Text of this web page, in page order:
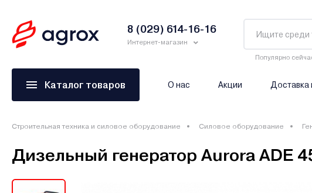
8 (029) 614-16-16
Интернет-магазин
Популярно
Каталог товаров О нас Акции Доставка
Строительная техника и силовое оборудование Силовое оборудование
Дизельный генератор Aurora ADE